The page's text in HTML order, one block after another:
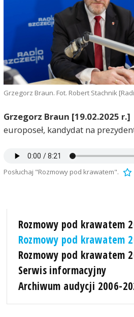
Grzegorz Braun. Fot. Robert Stachnik
Grzegorz Braun [19.02.2025 r.]
europoseł, kandydat na
Posłuchaj "Rozmowy pod krawatem".
Rozmowy pod krawatem
Rozmowy pod krawatem
Rozmowy pod krawatem
Serwis informacyjny
Archiwum audycji 2006-